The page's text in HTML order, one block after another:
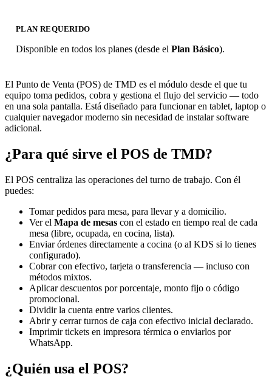
PLAN REQUERIDO
Disponible en todos los planes (desde el Plan Básico).
El Punto de Venta (POS) de TMD es el módulo desde el que tu
equipo toma pedidos, cobra y gestiona el flujo del servicio — todo
en una sola pantalla. Está diseñado para funcionar en tablet, laptop o
cualquier navegador moderno sin necesidad de instalar software
adicional.
¿Para qué sirve el POS de TMD?
El POS centraliza las operaciones del turno de trabajo. Con él
puedes:
Tomar pedidos para mesa, para llevar y a domicilio.
Ver el Mapa de mesas con el estado en tiempo real de cada
mesa (libre, ocupada, en cocina, lista).
Enviar órdenes directamente a cocina (o al KDS si lo tienes
configurado).
Cobrar con efectivo, tarjeta o transferencia — incluso con
métodos mixtos.
Aplicar descuentos por porcentaje, monto fijo o código
promocional.
Dividir la cuenta entre varios clientes.
Abrir y cerrar turnos de caja con efectivo inicial declarado.
Imprimir tickets en impresora térmica o enviarlos por
WhatsApp.
¿Quién usa el POS?